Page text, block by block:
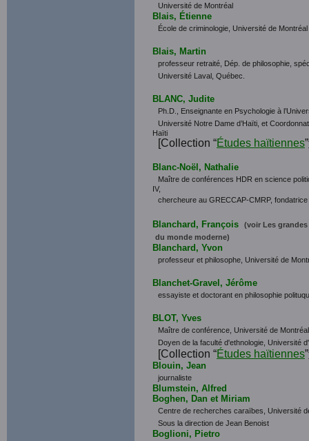
Université de Montréal
Blais, Étienne
École de criminologie, Université de Montréal
Blais, Martin
professeur retraité, Dép. de philosophie,
Université Laval, Québec.
BLANC, Judite
Ph.D., Enseignante en Psychologie à
Université Notre Dame d’Haïti, et
Haïti
[Collection “Études haïtiennes”
Blanc-Noël, Nathalie
Maître de conférences HDR en science
IV,
chercheure au GRECCAP-CMRP,
Blanchard, François
(voir Les
du monde moderne)
Blanchard, Yvon
professeur et philosophe, Université de
Blanchet-Gravel, Jérôme
essayiste et doctorant en philosophie
BLOT, Yves
Maître de conférence, Université de Montréal
Doyen de la faculté d'ethnologie, Université
[Collection “Études haïtiennes”
Blouin, Jean
journaliste
Blumstein, Alfred
Boghen, Dan et Miriam
Centre de recherches caraïbes, Université
Sous la direction de Jean Benoist
Boglioni, Pietro